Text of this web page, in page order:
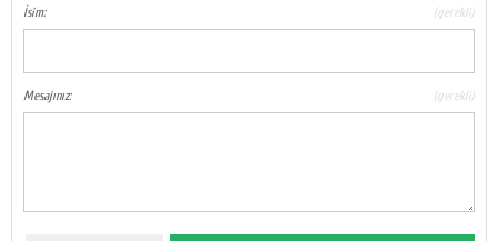
İsim: (gerekli)
Mesajınız: (gerekli)